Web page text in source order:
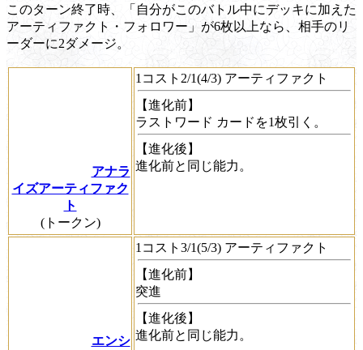
このターン終了時、「自分がこのバトル中にデッキに加えた
アーティファクト・フォロワー」が6枚以上なら、相手のリ
ーダーに2ダメージ。
アナラ
イズアーティファク
ト
(トークン)
1コスト2/1(4/3) アーティファクト
【進化前】
ラストワード カードを1枚引く。
【進化後】
進化前と同じ能力。
エンシ
1コスト3/1(5/3) アーティファクト
【進化前】
突進
【進化後】
進化前と同じ能力。